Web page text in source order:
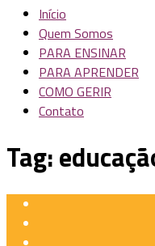
Início
Quem Somos
PARA ENSINAR
PARA APRENDER
COMO GERIR
Contato
Tag: